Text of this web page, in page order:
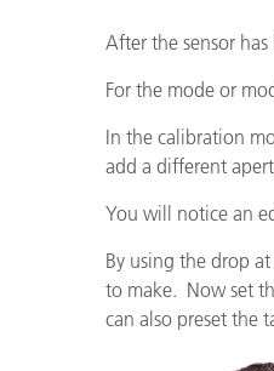
プラスチック
After the sensor
For the mode or
In the calibration
add a different
You will notice an
By using the drop
to make. Now set
can also preset the